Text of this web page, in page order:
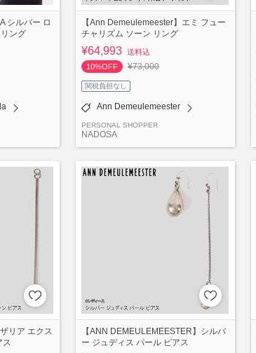
シルバー ロ
ング
【Ann Demeulemeester】エミ フュー
チャリズム ソーン リング
¥64,993 送料込
10%OFF
¥73,000
関税負担なし
Ann Demeulemeester
PERSONAL SHOPPER
NADOSA
リア エクス
ス
【ANN DEMEULEMEESTER】シルバ
ー ジュディス パール ピアス